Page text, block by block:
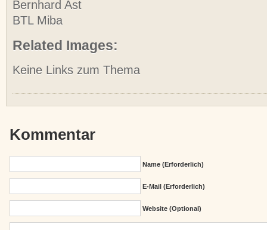
Bernhard Ast
BTL Miba
Related Images:
Keine Links zum Thema
Kommentar
Name (erforderlich)
E-Mail (erforderlich)
Website (Optional)